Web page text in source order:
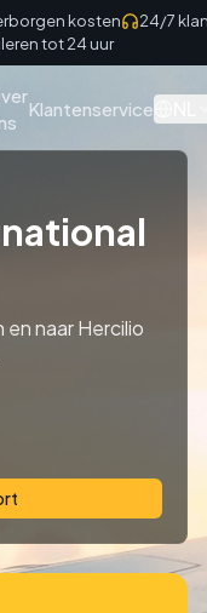
kosten
24/7
tot 24 uur
Klantenservice
naar Hercilio